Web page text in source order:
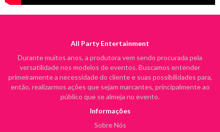
All Party Entertainment
Durante muitos anos, a produtora vem sendo procurada pela
versatilidade nos modelos de eventos. Buscamos entender
primeiramente a necessidade do cliente e suas possibilidades para,
então, realizarmos ações que sejam marcantes, principalmente ao
público que se almeja no evento.
Informações
Sobre Nós